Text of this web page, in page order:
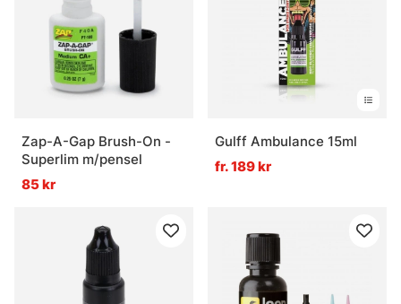
» Tillbaka till Verktyg & bra att ha
Vanliga frågor om superlim & epoxy
Vad är superlim till fiske?
Vad är Mend-It?
Vad är tvåkomponents epoxy?
Zap-A-Gap Brush-On -
Superlim m/pensel
85 kr
Gulff Ambulance 15ml
fr. 189 kr